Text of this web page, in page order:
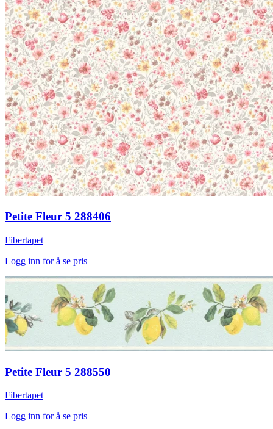
Petite Fleur 5 288406
Fibertapet
Logg inn for å se pris
Petite Fleur 5 288550
Fibertapet
Logg inn for å se pris